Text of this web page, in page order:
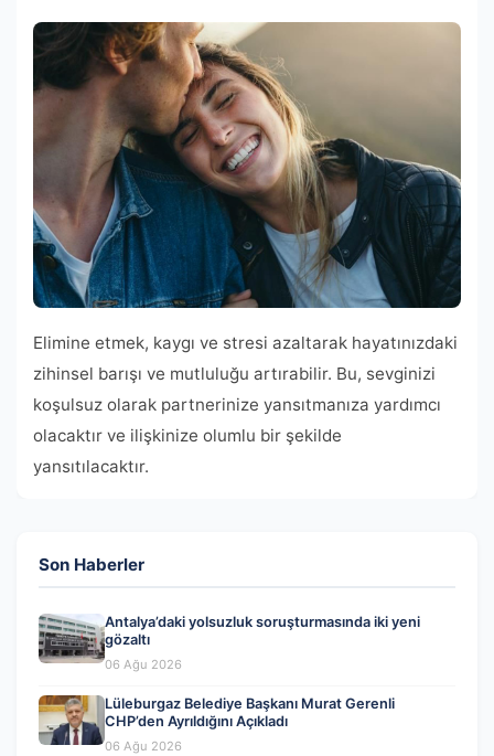
Elimine etmek, kaygı ve stresi azaltarak hayatınızdaki
zihinsel barışı ve mutluluğu artırabilir. Bu, sevginizi
koşulsuz olarak partnerinize yansıtmanıza yardımcı
olacaktır ve ilişkinize olumlu bir şekilde
yansıtılacaktır.
Son Haberler
Antalya’daki yolsuzluk soruşturmasında iki yeni
gözaltı
06 Ağu 2026
Lüleburgaz Belediye Başkanı Murat Gerenli
CHP’den Ayrıldığını Açıkladı
06 Ağu 2026